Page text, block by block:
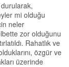
mi olduğu
neler
zor olduğunu
Rahatlık ve
özgür ve
üzerinde